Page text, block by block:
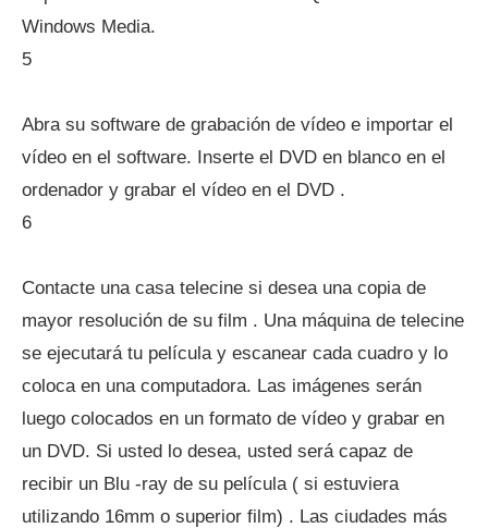
Windows Media.
5
Abra su software de grabación de vídeo e importar el
vídeo en el software. Inserte el DVD en blanco en el
ordenador y grabar el vídeo en el DVD .
6
Contacte una casa telecine si desea una copia de
mayor resolución de su film . Una máquina de telecine
se ejecutará tu película y escanear cada cuadro y lo
coloca en una computadora. Las imágenes serán
luego colocados en un formato de vídeo y grabar en
un DVD. Si usted lo desea, usted será capaz de
recibir un Blu -ray de su película ( si estuviera
utilizando 16mm o superior film) . Las ciudades más